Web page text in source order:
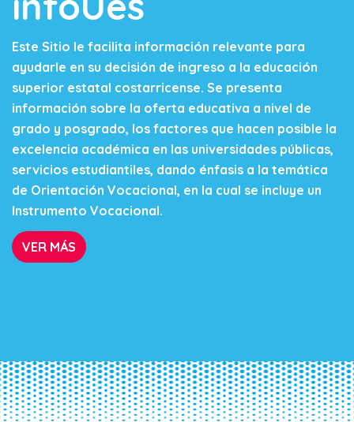
Este Sitio le facilita información relevante para
ayudarle en su decisión de ingreso a la educación
superior estatal costarricense. Se presenta
información sobre la oferta educativa a nivel de
grado y posgrado, los factores que hacen posible la
excelencia académica en las universidades públicas,
servicios estudiantiles, dando énfasis a la temática
de Orientación Vocacional, en la cual se incluye un
Instrumento Vocacional.
VER MÁS